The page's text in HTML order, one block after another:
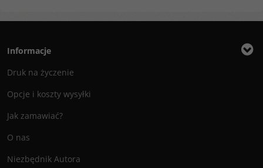
Informacje
Druk na życzenie
Opcje i koszty wysyłki
Jak zamawiać?
O nas
Niezbędnik Autora